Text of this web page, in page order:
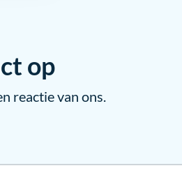
op
reactie van ons.